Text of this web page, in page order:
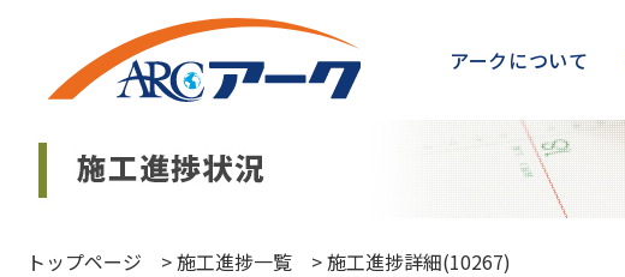
アークについて
トップページ >施工進捗一覧 >施工進捗詳細(10267)